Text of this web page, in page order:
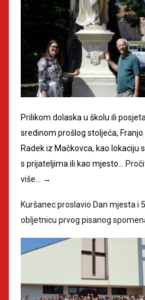
Prilikom dolaska u školu ili
sredinom prošlog stoljeća, Franjo
Radek iz Mačkovca, kao lokaciju
s prijateljima ili kao mjesto…
više… →
Kuršanec proslavio Dan mjesta i
obljetnicu prvog pisanog